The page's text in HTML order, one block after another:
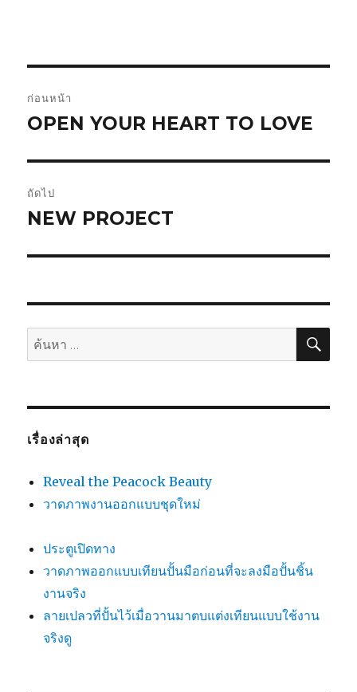
เรื่อง
ก่อนหน้า
เรื่อง
หน้า:
OPEN YOUR HEART TO LOVE
ถัดไป
เรื่อง
ไป:
NEW PROJECT
ค้นหา: ค้น
เรื่องล่าสุด
Reveal the Peacock Beauty
วาดภาพงานออกแบบชุดใหม่
ประตูเปิดทาง
วาดภาพออกแบบเทียนปั้นมือก่อนที่จะลงมือปั้นชิ้น
งานจริง
ลายเปลวที่ปั้นไว้เมื่อวานมาตบแต่งเทียนแบบใช้งาน
จริงดู